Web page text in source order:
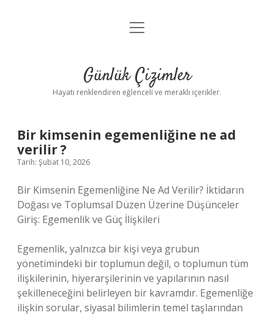
Anasayfa
Yasal Uyarı
menüyü
Günlük Çizimler
Hayatı renklendiren eğlenceli ve meraklı içerikler.
Bir kimsenin egemenliğine ne ad
verilir ?
Tarih: Şubat 10, 2026
Bir Kimsenin Egemenliğine Ne Ad Verilir? İktidarın
Doğası ve Toplumsal Düzen Üzerine Düşünceler
Giriş: Egemenlik ve Güç İlişkileri
Egemenlik, yalnızca bir kişi veya grubun
yönetimindeki bir toplumun değil, o toplumun tüm
ilişkilerinin, hiyerarşilerinin ve yapılarının nasıl
şekilleneceğini belirleyen bir kavramdır. Egemenliğe
ilişkin sorular, siyasal bilimlerin temel taşlarından